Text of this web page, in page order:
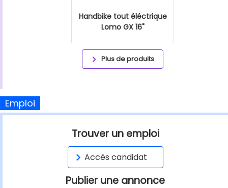
Handbike tout éléctrique
Lomo GX 16"
Plus de produits
Emploi
Trouver un emploi
Accès candidat
Publier une annonce